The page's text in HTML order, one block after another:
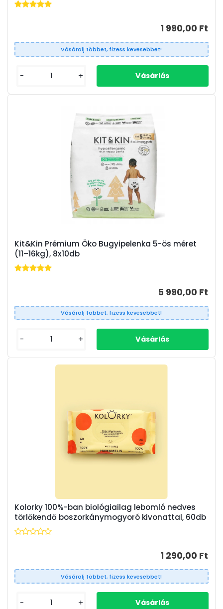
1 990,00 Ft
Vásárolj többet, fizess kevesebbet!
- +
Kit&Kin Prémium Öko Bugyipelenka 5-ös méret
(11–16kg), 8x10db
5 990,00 Ft
Vásárolj többet, fizess kevesebbet!
- +
Kolorky 100%-ban biológiailag lebomló nedves
törlőkendő boszorkánymogyoró kivonattal, 60db
1 290,00 Ft
Vásárolj többet, fizess kevesebbet!
- +